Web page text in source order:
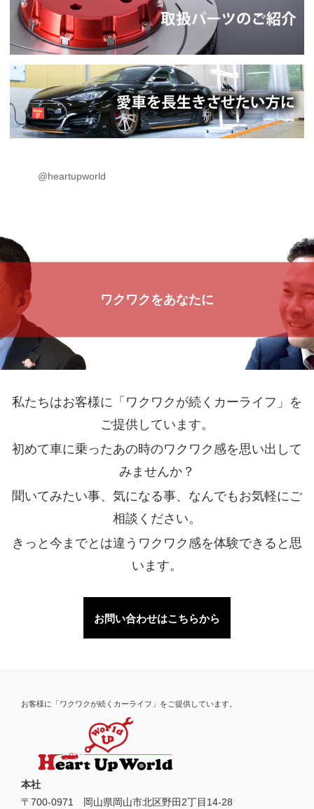
@heartupworld
ワクワクをあなたに
私たちはお客様に「ワクワクが続くカーライフ」を
ご提供しています。
初めて車に乗ったあの時のワクワク感を思い出して
みませんか？
聞いてみたい事、気になる事、なんでもお気軽にご
相談ください。
きっと今までとは違うワクワク感を体験できると思
います。
お問い合わせはこちらから
お客様に「ワクワクが続くカーライフ」をご提供しています。
本社
〒 700-0971 岡山県岡山市北区野田2丁目14-28